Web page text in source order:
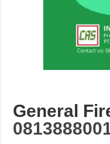
General